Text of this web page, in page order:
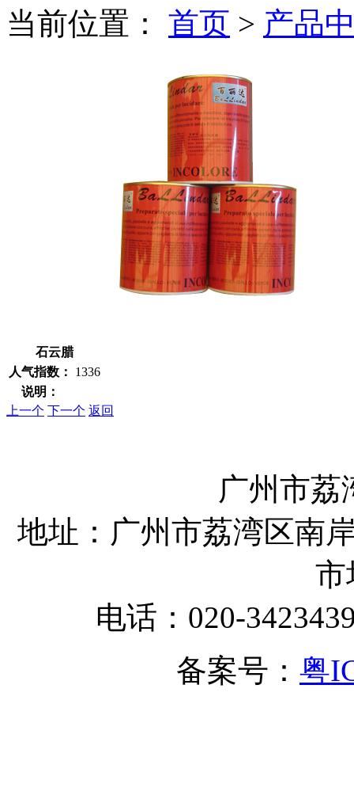
当前位置： 首页 > 产品
石云腊
人气指数：
1336
说明：
上一个 下一个 返回
广州市荔
地址：广州市荔湾区南
市
电话：020-
备案号： 粤